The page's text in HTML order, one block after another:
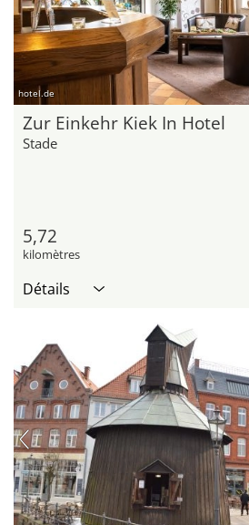
hotel.de
Zur Einkehr Kiek In Hotel
Stade
5,72
kilomètres
Détails